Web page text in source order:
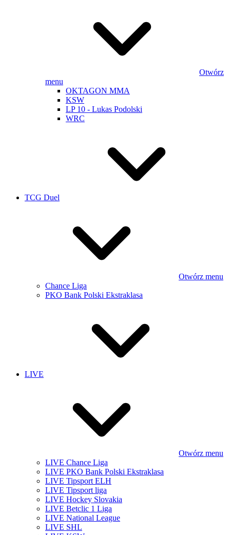
Otwórz
menu
OKTAGON MMA
KSW
LP 10 - Lukas Podolski
WRC
TCG Duel
Otwórz menu
Chance Liga
PKO Bank Polski Ekstraklasa
LIVE
Otwórz menu
LIVE Chance Liga
LIVE PKO Bank Polski Ekstraklasa
LIVE Tipsport ELH
LIVE Tipsport liga
LIVE Hockey Slovakia
LIVE Betclic 1 Liga
LIVE National League
LIVE SHL